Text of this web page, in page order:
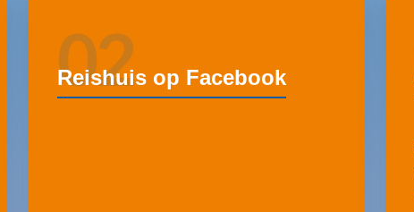
02
Reishuis op Facebook